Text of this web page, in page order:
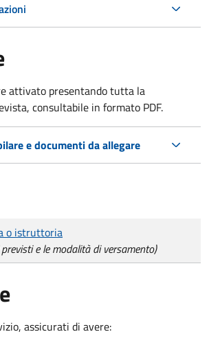
attivato presentando tutta la
consultabile in formato PDF.
e documenti da allegare
o istruttoria
e le modalità di versamento)
assicurati di avere: